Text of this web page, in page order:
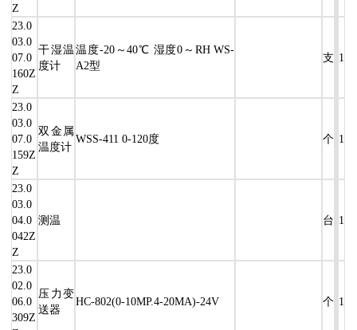
Z
23.0
03.0
07.0
160Z
Z
干湿温
度计
温度-20～40℃ 湿度0～RH WS-
A2型
支 1
23.0
03.0
07.0
159Z
Z
双金属
温度计
WSS-411 0-120度 个 1
23.0
03.0
04.0
042Z
Z
测温 台 1
23.0
02.0
06.0
309Z
压力变
送器
HC-802(0-10MP.4-20MA)-24V 个 1